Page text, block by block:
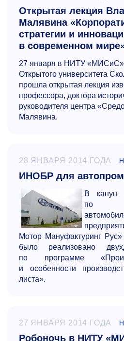
Открытая лекция
Малявина
стратегии и
в современном
27 января в НИТУ «МИСиС»
Открытого университета
прошла открытая лекция
профессора, доктора
руководителя центра
Малявина.
28 ЯНВАРЯ 2014 ГОДА
ИНОБР для
В канун
по
Мотор Мануфактуринг Рус»
было реализовано
по программе
и особенности
листа».
27 ЯНВАРЯ 2014 ГОДА
Робоночь в НИТУ